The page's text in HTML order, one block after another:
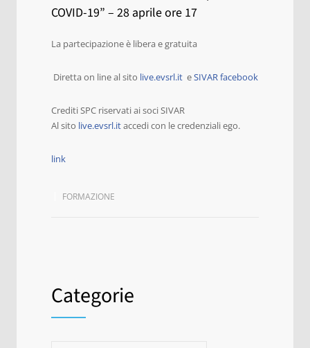
COVID-19” – 28 aprile ore 17
La partecipazione è libera e gratuita
Diretta on line al sito live.evsrl.it eSIVAR facebook
Crediti SPC riservati ai soci SIVAR
Al sito live.evsrl.itaccedi con le credenziali ego.
link
FORMAZIONE
Categorie